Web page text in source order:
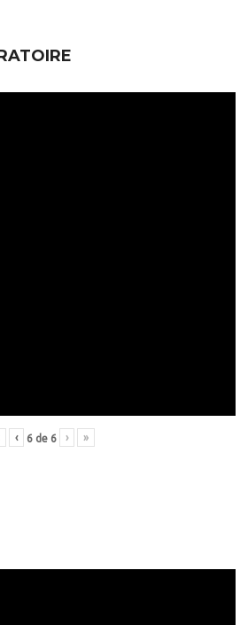
‹ 6 de 6 › »